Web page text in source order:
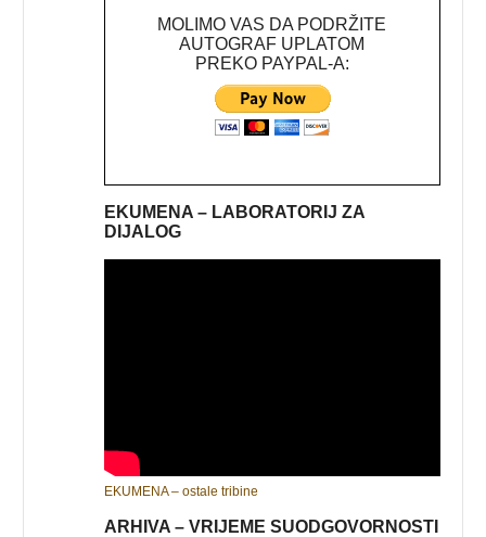
MOLIMO VAS DA PODRŽITE
AUTOGRAF UPLATOM
PREKO PAYPAL-A:
EKUMENA – LABORATORIJ ZA
DIJALOG
EKUMENA – ostale tribine
ARHIVA – VRIJEME SUODGOVORNOSTI